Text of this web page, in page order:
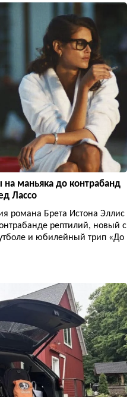
на маньяка до контрабанд
Лассо
романа Брета Истона Эллис
рептилий, новый с
и юбилейный трип «До